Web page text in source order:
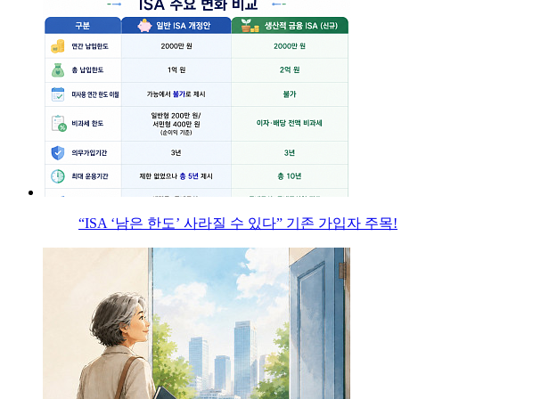
“ISA ‘남은 한도’ 사라질 수 있다” 기존 가입자 주목!